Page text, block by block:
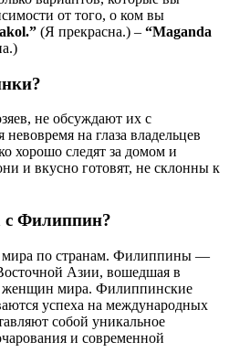
от того, о ком вы
(Я прекрасна.) – “Maganda
не обсуждают их с
на глаза владельцев
хорошо следят за домом и
и вкусно готовят, не склонны к
с Филиппин?
по странам. Филиппины —
Азии, вошедшая в
женщин мира. Филиппинские
успеха на международных
собой уникальное
и современной